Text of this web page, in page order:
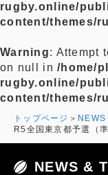
rugby.online/
content/themes/
Warning: Attempt
on null in/home/
rugby.online/
content/themes/
トップページ
R5全国東京都予選（
NEWS &